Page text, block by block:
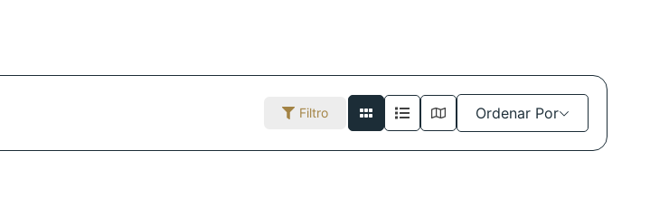
Filtro Ordenar Por